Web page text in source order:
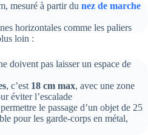
mesuré à partir du nez de marche
horizontales comme les paliers
loin :
doivent pas laisser un espace de
, c’est 18 cm max, avec une zone
éviter l’escalade
le passage d’un objet de 25
pour les garde-corps en métal,